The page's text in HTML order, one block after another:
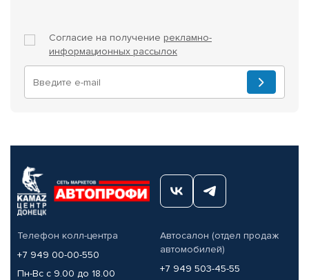
Согласие на получение рекламно-
информационных рассылок
Телефон колл-центра
+7 949 00-00-550
Пн-Вс с 9.00 до 18.00
Автосалон (отдел продаж
автомобилей)
+7 949 503-45-55